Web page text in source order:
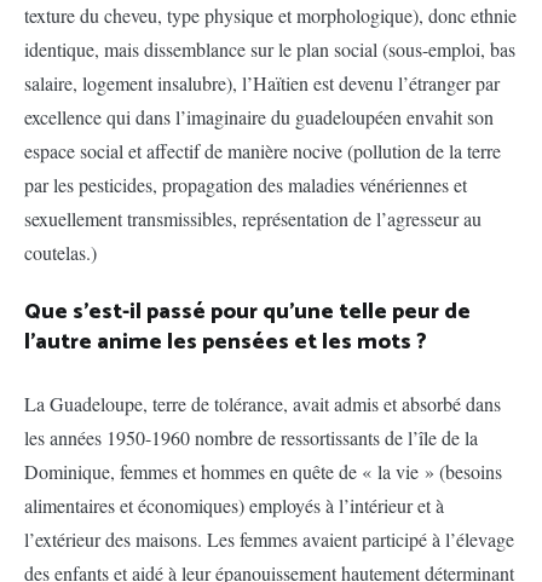
texture du cheveu, type physique et morphologique), donc ethnie
identique, mais dissemblance sur le plan social (sous-emploi, bas
salaire, logement insalubre), l’Haïtien est devenu l’étranger par
excellence qui dans l’imaginaire du guadeloupéen envahit son
espace social et affectif de manière nocive (pollution de la terre
par les pesticides, propagation des maladies vénériennes et
sexuellement transmissibles, représentation de l’agresseur au
coutelas.)
Que s’est-il passé pour qu’une telle peur de
l’autre anime les pensées et les mots ?
La Guadeloupe, terre de tolérance, avait admis et absorbé dans
les années 1950-1960 nombre de ressortissants de l’île de la
Dominique, femmes et hommes en quête de « la vie » (besoins
alimentaires et économiques) employés à l’intérieur et à
l’extérieur des maisons. Les femmes avaient participé à l’élevage
des enfants et aidé à leur épanouissement hautement déterminant